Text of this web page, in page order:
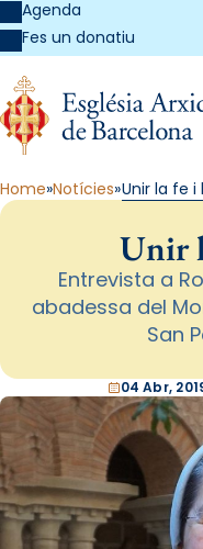
Agenda
Fes un donatiu
Home Notícies Unir la fe i
Unir
Entrevista a
abadessa del
San
04 Abr,